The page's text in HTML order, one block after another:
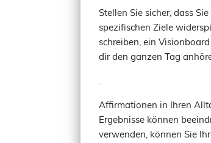
Stellen Sie sicher, dass
spezifischen Ziele
schreiben, ein
dir den ganzen Tag
Affirmationen in Ihren
Ergebnisse können
verwenden, können Sie